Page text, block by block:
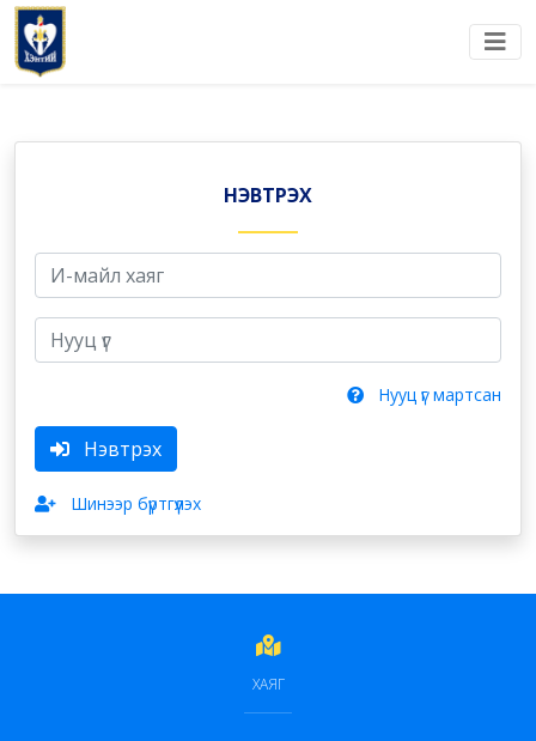
НЭВТРЭХ
Нууц үг мартсан
Нэвтрэх
Шинээр бүртгүүлэх
ХАЯГ